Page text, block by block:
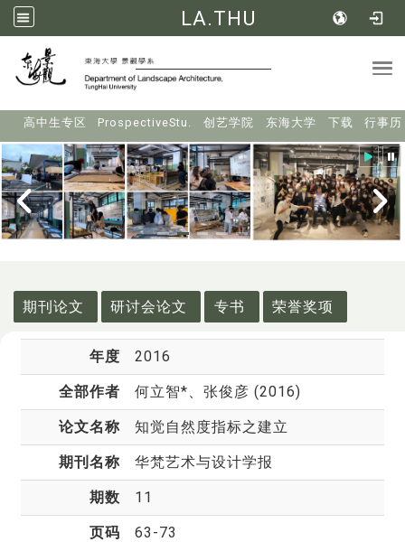
LA.THU
高中生专区 ProspectiveStu. 创艺学院 东海大学 下载 行事历
期刊论文
研讨会论文 专书 荣誉奖项
年度 2016
全部作者 何立智*、张俊彦 (2016)
论文名称 知觉自然度指标之建立
期刊名称 华梵艺术与设计学报
期数 11
页码 63-73